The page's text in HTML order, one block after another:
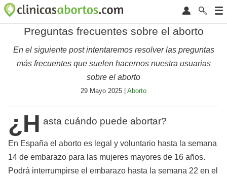
Preguntas frecuentes sobre el aborto
En el siguiente post intentaremos resolver las preguntas
más frecuentes que suelen hacernos nuestra usuarias
sobre el aborto
29 Mayo 2025 | Aborto
¿H asta cuándo puede abortar?
En España el aborto es legal y voluntario hasta la semana
14 de embarazo para las mujeres mayores de 16 años.
Podrá interrumpirse el embarazo hasta la semana 22 en el